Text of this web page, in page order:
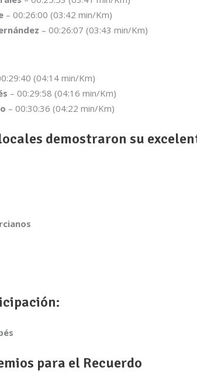
– 00:26:00 (03:42 min/Km)
– 00:26:07 (03:43 min/Km)
(04:14 min/Km)
– 00:29:58 (04:16 min/Km)
– 00:30:36 (04:22 min/Km)
demostraron su
para el Recuerdo